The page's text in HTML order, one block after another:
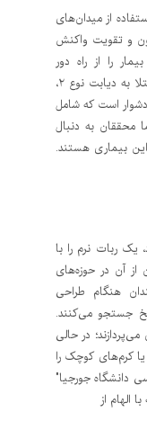
از میدان‌های
و تقویت واکنش
را از راه دور
مدیریت می‌کند. برای بسیاری از بیماران مبتلا به دیابت نوع ۲،
است که شامل
محققان به دنبال
بیماری هستند.
یک ربات نرم را با
از آن در حوزه‌های
هنگام طراحی
جستجو می‌کنند.
در حالی
کرم‌های کوچک را
دانشگاه جورجیا"